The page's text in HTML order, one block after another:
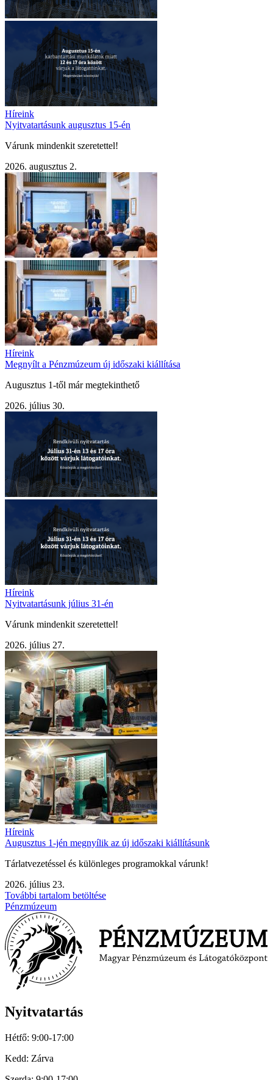
Híreink
Nyitvatartásunk augusztus 15-én
Várunk mindenkit szeretettel!
2026. augusztus 2.
Híreink
Megnyílt a Pénzmúzeum új időszaki kiállítása
Augusztus 1-től már megtekinthető
2026. július 30.
Híreink
Nyitvatartásunk július 31-én
Várunk mindenkit szeretettel!
2026. július 27.
Híreink
Augusztus 1-jén megnyílik az új időszaki kiállításunk
Tárlatvezetéssel és különleges programokkal várunk!
2026. július 23.
További tartalom betöltése
Pénzmúzeum
Nyitvatartás
Hétfő: 9:00-17:00
Kedd: Zárva